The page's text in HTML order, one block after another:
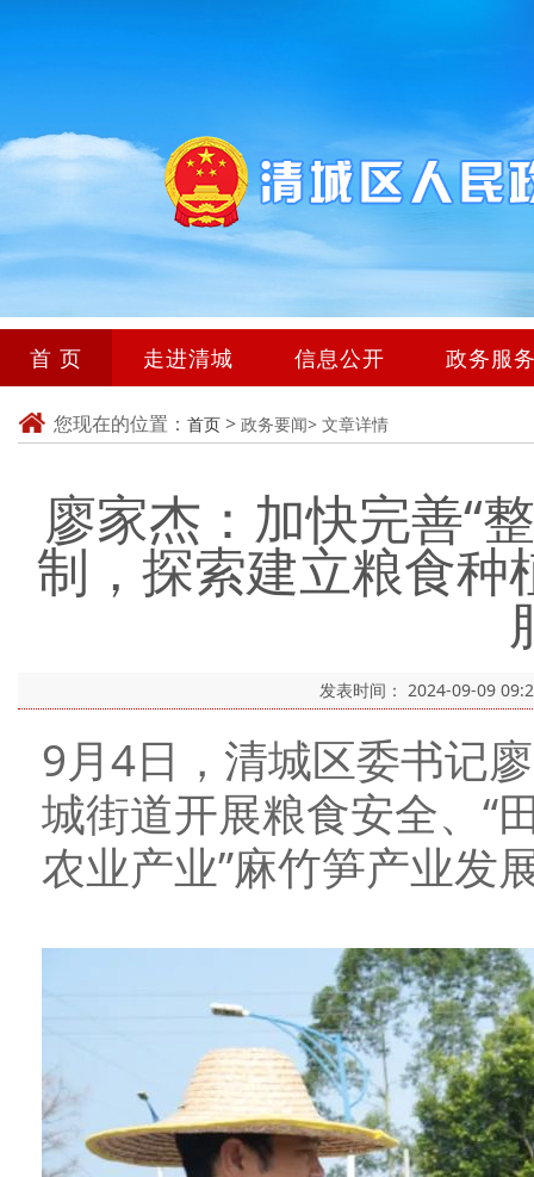
首 页 走进清城 信息公开 政务服
您现在的位置： 首页 > 政务要闻> 文章详情
廖家杰：加快完善“
制，探索建立粮食种
发表时间： 2024-09-09
9月4日，清城区委书记
城街道开展粮食安全、“
农业产业”麻竹笋产业发